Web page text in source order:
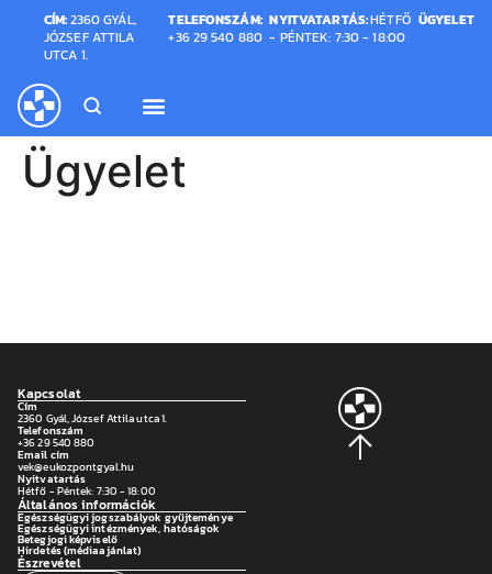
CÍM:2360 GYÁL,
JÓZSEF ATTILA
UTCA 1.
TELEFONSZÁM:
+36 29 540 880
NYITVATARTÁS:HÉTFŐ
- PÉNTEK: 7:30 - 18:00
ÜGYELET
Ügyelet
Kapcsolat
Cím
2360 Gyál, József Attila utca 1.
Telefonszám
+36 29 540 880
Email cím
vek@eukozpontgyal.hu
Nyitvatartás
Hétfő - Péntek: 7:30 - 18:00
Általános információk
Egészségügyi jogszabályok gyűjteménye
Egészségügyi intézmények, hatóságok
Betegjogi képviselő
Hirdetés (médiaajánlat)
Észrevétel